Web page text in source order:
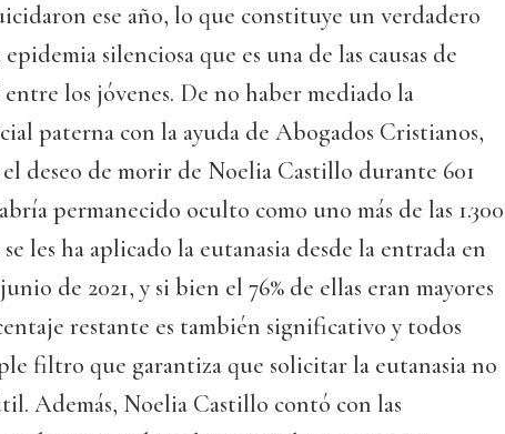
ese año, lo que constituye un verdadero
silenciosa que es una de las causas de
los jóvenes. De no haber mediado la
paterna con la ayuda de Abogados Cristianos,
deseo de morir de Noelia Castillo durante 601
permanecido oculto como uno más de las 1.300
se les ha aplicado la eutanasia desde la entrada en
de 2021, y si bien el 76% de ellas eran mayores
restante es también significativo y todos
filtro que garantiza que solicitar la eutanasia no
Además, Noelia Castillo contó con las